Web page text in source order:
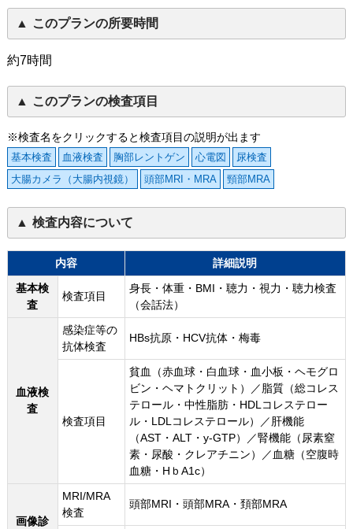
このプランの所要時間
約7時間
このプランの検査項目
※検査名をクリックすると検査項目の説明が出ます
基本検査 血液検査 胸部レントゲン 心電図
尿検査
大腸カメラ（大腸内視鏡）
頭部MRI・MRA 頸部MRA
検査内容について
内容
詳細説明
基本検
査
検査項目
身長・体重・BMI・聴力・視力・聴力検査
（会話法）
血液検
査
感染症等の
抗体検査
HBs抗原・HCV抗体・梅毒
検査項目
貧血（赤血球・白血球・血小板・ヘモグロ
ビン・ヘマトクリット）／脂質（総コレス
テロール・中性脂肪・HDLコレステロー
ル・LDLコレステロール）／肝機能
（AST・ALT・y-GTP）／腎機能（尿素窒
素・尿酸・クレアチニン）／血糖（空腹時
血糖・HｂA1c）
画像診
MRI/MRA
検査
頭部MRI・頭部MRA・頚部MRA